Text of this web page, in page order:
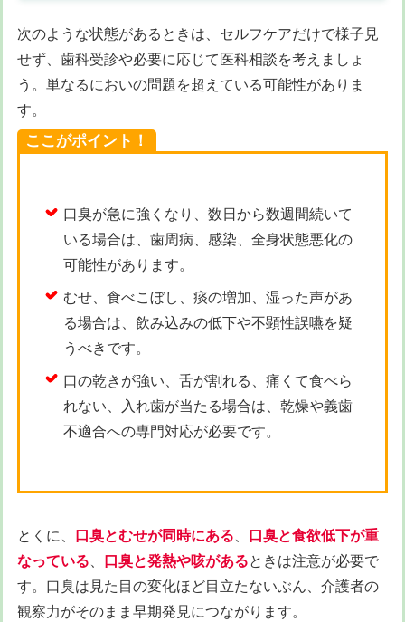
次のような状態があるときは、セルフケアだけで様子見
せず、歯科受診や必要に応じて医科相談を考えましょ
う。単なるにおいの問題を超えている可能性がありま
す。
ここがポイント！
口臭が急に強くなり、数日から数週間続いて
いる場合は、歯周病、感染、全身状態悪化の
可能性があります。
むせ、食べこぼし、痰の増加、湿った声があ
る場合は、飲み込みの低下や不顕性誤嚥を疑
うべきです。
口の乾きが強い、舌が割れる、痛くて食べら
れない、入れ歯が当たる場合は、乾燥や義歯
不適合への専門対応が必要です。
とくに、 口臭とむせが同時にある、 口臭と食欲低下が重
なっている、 口臭と発熱や咳があるときは注意が必要で
す。口臭は見た目の変化ほど目立たないぶん、介護者の
観察力がそのまま早期発見につながります。